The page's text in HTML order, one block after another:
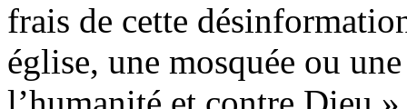
frais de cette
église, une mosquée ou